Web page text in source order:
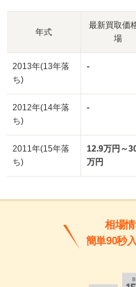
年式
最新買取価
場
2013年(13年落
ち)
-
2012年(14年落
ち)
-
2011年(15年落
ち)
12.9万円～
万円
相場
簡単90秒